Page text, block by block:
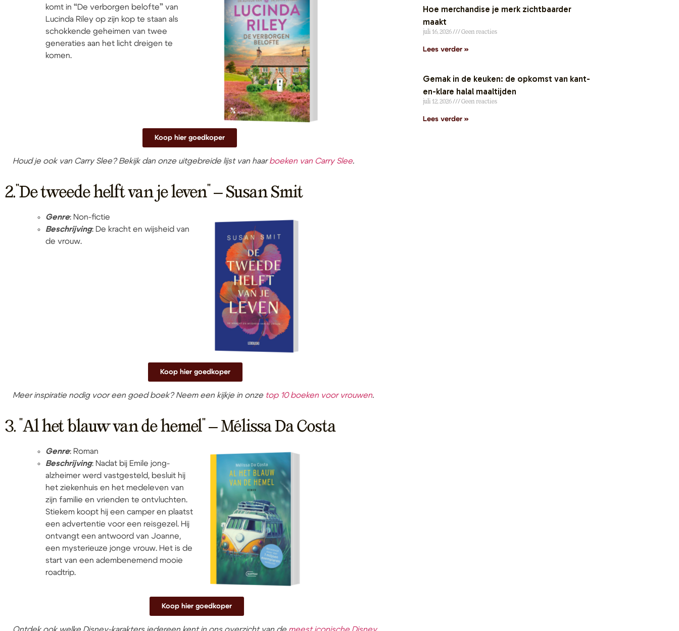
komt in “De verborgen belofte” van
Lucinda Riley op zijn kop te staan als
schokkende geheimen van twee
generaties aan het licht dreigen te
komen.
Koop hier goedkoper
Houd je ook van Carry Slee? Bekijk dan onze uitgebreide lijst van haarboeken van Carry Slee.
2."De tweede helft van je leven" – Susan Smit
Genre: Non-fictie
Beschrijving: De kracht en wijsheid van
de vrouw.
Koop hier goedkoper
Meer inspiratie nodig voor een goed boek? Neem een kijkje in onze top 10 boeken voor vrouwen.
3. "Al het blauw van de hemel" – Mélissa Da Costa
Genre: Roman
Beschrijving: Nadat bij Emile jong-
alzheimer werd vastgesteld, besluit hij
het ziekenhuis en het medeleven van
zijn familie en vrienden te ontvluchten.
Stiekem koopt hij een camper en plaatst
een advertentie voor een reisgezel. Hij
ontvangt een antwoord van Joanne,
een mysterieuze jonge vrouw. Het is de
start van een adembenemend mooie
roadtrip.
Koop hier goedkoper
Hoe merchandise je merk zichtbaarder
maakt
juli 16, 2026 Geen reacties
Lees verder »
Gemak in de keuken: de opkomst van kant-
en-klare halal maaltijden
juli 12, 2026 Geen reacties
Lees verder »